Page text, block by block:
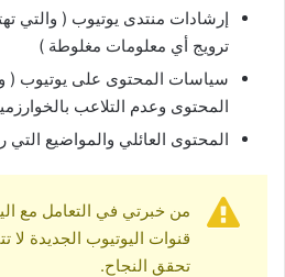
إرشادات منتدى يوتيوب ( والتي
ترويج أي معلومات مغلوطة )
سياسات المحتوى على يوتيوب (
المحتوى وعدم التلاعب
المحتوى العائلي والمواضيع
قنوات اليوتيوب الجديدة لا
تحقق النجاح.